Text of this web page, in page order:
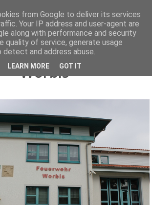
STARTSEITE
Interesse
Über uns
Einsätze
Gerätehaus
Allgemeines
der Feuerwehr
Worbis
from Google to deliver its services
Your IP address and user-agent are
along with performance and security
quality of service, generate usage
and address abuse.
LEARN MORE GOT IT